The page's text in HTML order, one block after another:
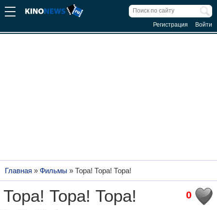
Регистрация Войти
Главная » Фильмы » Тора! Тора! Тора!
0
Тора! Тора! Тора!